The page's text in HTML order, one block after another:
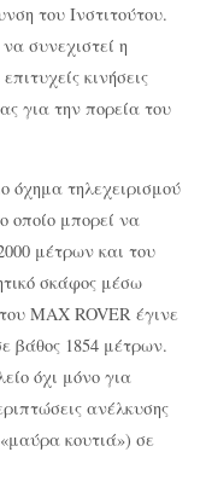
του Ινστιτούτου.
συνεχιστεί η
κινήσεις
για την πορεία του
όχημα τηλεχειρισμού
οποίο μπορεί να
μέτρων και του
σκάφος μέσω
MAX ROVER έγινε
βάθος 1854 μέτρων.
όχι μόνο για
ανέλκυσης
κουτιά») σε